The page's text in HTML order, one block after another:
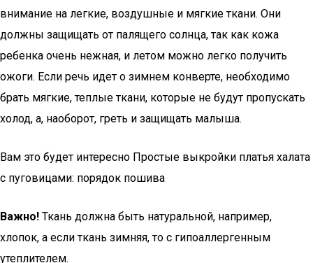
внимание на легкие, воздушные и мягкие ткани. Они
должны защищать от палящего солнца, так как кожа
ребенка очень нежная, и летом можно легко получить
ожоги. Если речь идет о зимнем конверте, необходимо
брать мягкие, теплые ткани, которые не будут пропускать
холод, а, наоборот, греть и защищать малыша.
Вам это будет интересно Простые выкройки платья халата
с пуговицами: порядок пошива
Важно! Ткань должна быть натуральной, например,
хлопок, а если ткань зимняя, то с гипоаллергенным
утеплителем.